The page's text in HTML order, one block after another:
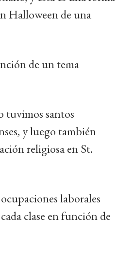
Halloween de una
de un tema
tuvimos santos
y luego también
religiosa en St.
laborales
clase en función de